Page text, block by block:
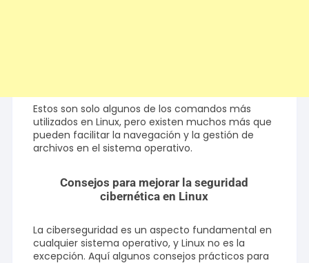
Estos son solo algunos de los comandos más
utilizados en Linux, pero existen muchos más que
pueden facilitar la navegación y la gestión de
archivos en el sistema operativo.
Consejos para mejorar la seguridad
cibernética en Linux
La ciberseguridad es un aspecto fundamental en
cualquier sistema operativo, y Linux no es la
excepción. Aquí algunos consejos prácticos para